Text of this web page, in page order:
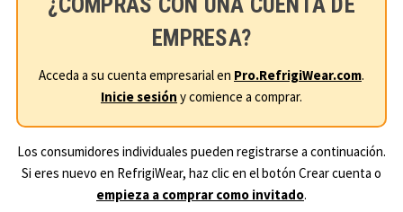
EMPRESA?
Acceda a su cuenta empresarial en Pro.RefrigiWear.com.
Inicie sesión y comience a comprar.
Los consumidores individuales pueden registrarse a continuación.
Si eres nuevo en RefrigiWear, haz clic en el botón Crear cuenta o
empieza a comprar como invitado.